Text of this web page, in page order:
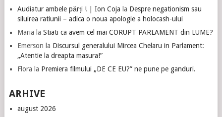
Audiatur ambele părți ! | Ion Coja la Despre negationism sau
siluirea ratiunii – adica o noua apologie a holocash-ului
Maria la Stiati ca avem cel mai CORUPT PARLAMENT din LUME?
Emerson la Discursul generalului Mircea Chelaru in Parlament:
„Atentie la dreapta masura!”
Flora la Premiera filmului „DE CE EU?” ne pune pe ganduri.
ARHIVE
august 2026